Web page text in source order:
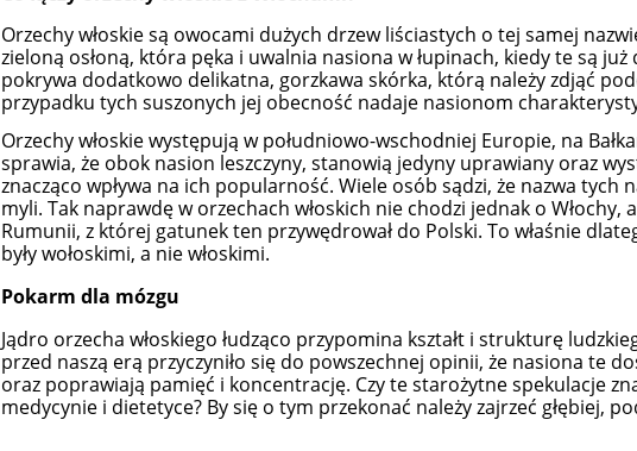
Orzechy włoskie są owocami dużych drzew liściastych o tej samej
zieloną osłoną, która pęka i uwalnia nasiona w łupinach, kiedy te są
pokrywa dodatkowo delikatna, gorzkawa skórka, którą należy zdjąć
przypadku tych suszonych jej obecność nadaje nasionom
Orzechy włoskie występują w południowo-wschodniej Europie, na
sprawia, że obok nasion leszczyny, stanowią jedyny uprawiany oraz
znacząco wpływa na ich popularność. Wiele osób sądzi, że nazwa tych
myli. Tak naprawdę w orzechach włoskich nie chodzi jednak o Włochy,
Rumunii, z której gatunek ten przywędrował do Polski. To właśnie
były wołoskimi, a nie włoskimi.
Pokarm dla mózgu
Jądro orzecha włoskiego łudząco przypomina kształt i strukturę
przed naszą erą przyczyniło się do powszechnej opinii, że nasiona te
oraz poprawiają pamięć i koncentrację. Czy te starożytne spekulacje
medycynie i dietetyce? By się o tym przekonać należy zajrzeć głębiej,